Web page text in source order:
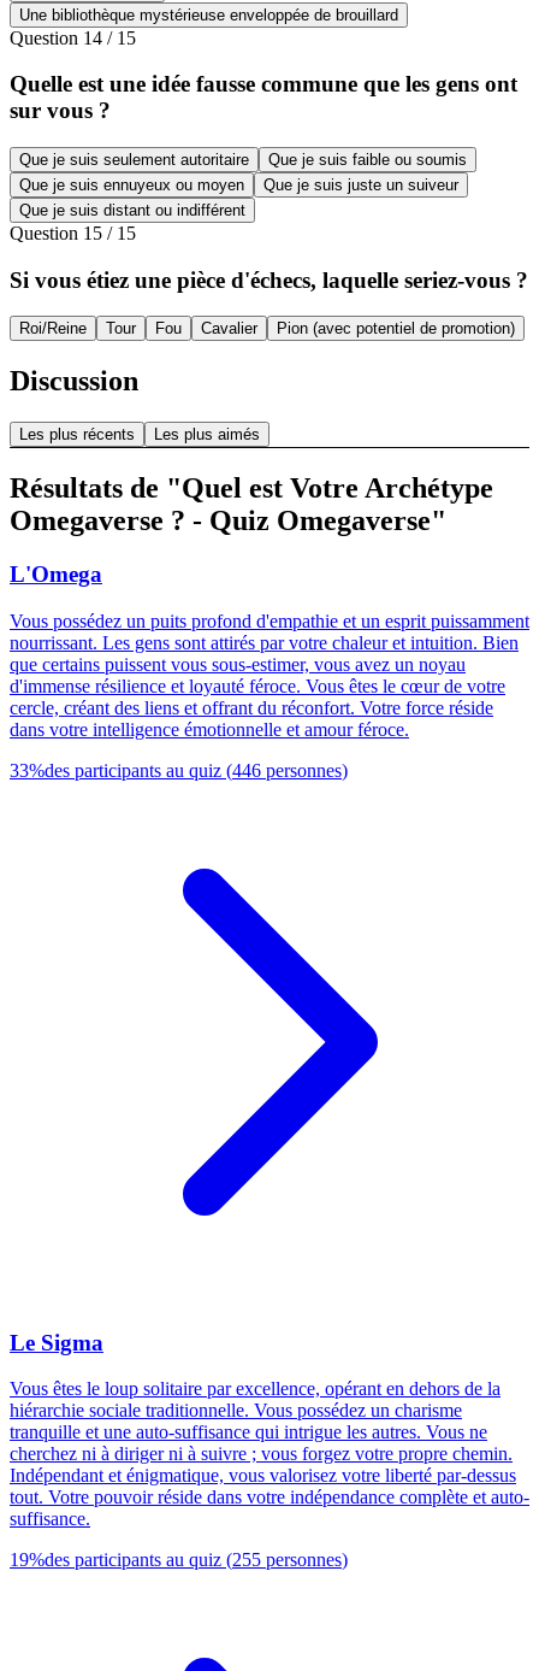
Une bibliothèque mystérieuse enveloppée de brouillard
Question 14 / 15
Quelle est une idée fausse commune que les gens ont
sur vous ?
Que je suis seulement autoritaire
Que je suis faible ou soumis
Que je suis ennuyeux ou moyen
Que je suis juste un suiveur
Que je suis distant ou indifférent
Question 15 / 15
Si vous étiez une pièce d'échecs, laquelle seriez-vous ?
Roi/Reine Tour Fou Cavalier Pion (avec potentiel de promotion)
Discussion
Les plus récents Les plus aimés
Résultats de "Quel est Votre Archétype
Omegaverse ? - Quiz Omegaverse"
L'Omega
Vous possédez un puits profond d'empathie et un esprit puissamment
nourrissant. Les gens sont attirés par votre chaleur et intuition. Bien
que certains puissent vous sous-estimer, vous avez un noyau
d'immense résilience et loyauté féroce. Vous êtes le cœur de votre
cercle, créant des liens et offrant du réconfort. Votre force réside
dans votre intelligence émotionnelle et amour féroce.
33%des participants au quiz (446 personnes)
Le Sigma
Vous êtes le loup solitaire par excellence, opérant en dehors de la
hiérarchie sociale traditionnelle. Vous possédez un charisme
tranquille et une auto-suffisance qui intrigue les autres. Vous ne
cherchez ni à diriger ni à suivre ; vous forgez votre propre chemin.
Indépendant et énigmatique, vous valorisez votre liberté par-dessus
tout. Votre pouvoir réside dans votre indépendance complète et auto-
suffisance.
19%des participants au quiz (255 personnes)